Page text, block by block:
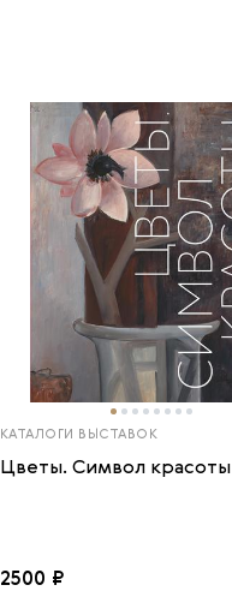
КАТАЛОГИ ВЫСТАВОК
Цветы. Символ красоты
2500 ₽